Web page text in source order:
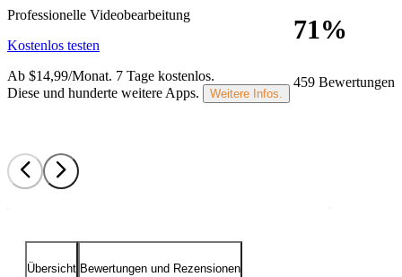
71%
459 Bewertungen
Professionelle Videobearbeitung
Kostenlos testen
Ab $14,99/Monat. 7 Tage kostenlos.
Diese und hunderte weitere Apps.
Weitere Infos.
Übersicht Bewertungen und Rezensionen